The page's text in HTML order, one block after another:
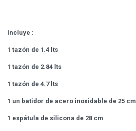
Incluye :
1 tazón de 1.4 lts
1 tazón de 2.84 lts
1 tazón de 4.7 lts
1 un batidor de acero inoxidable de 25 cm
1 espátula de silicona de 28 cm